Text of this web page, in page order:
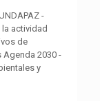
-
actividad
de
2030 -
y